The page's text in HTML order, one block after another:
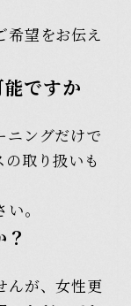
希望をお伝え
ですか
ニングだけで
取り扱いも
。
んが、女性更